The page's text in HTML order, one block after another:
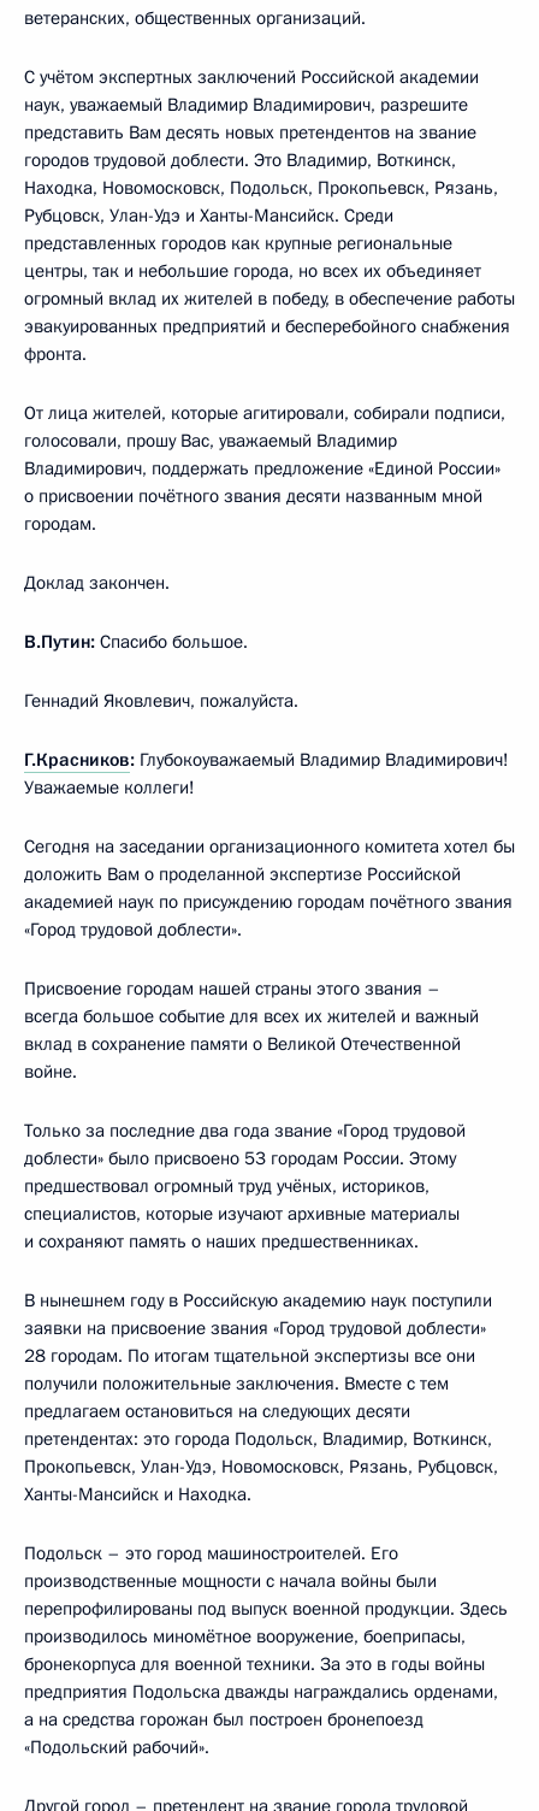
ветеранских, общественных организаций.
С учётом экспертных заключений Российской академии
наук, уважаемый Владимир Владимирович, разрешите
представить Вам десять новых претендентов на звание
городов трудовой доблести. Это Владимир, Воткинск,
Находка, Новомосковск, Подольск, Прокопьевск, Рязань,
Рубцовск, Улан-Удэ и Ханты-Мансийск. Среди
представленных городов как крупные региональные
центры, так и небольшие города, но всех их объединяет
огромный вклад их жителей в победу, в обеспечение работы
эвакуированных предприятий и бесперебойного снабжения
фронта.
От лица жителей, которые агитировали, собирали подписи,
голосовали, прошу Вас, уважаемый Владимир
Владимирович, поддержать предложение «Единой России»
о присвоении почётного звания десяти названным мной
городам.
Доклад закончен.
В.Путин: Спасибо большое.
Геннадий Яковлевич, пожалуйста.
Г.Красников: Глубокоуважаемый Владимир Владимирович!
Уважаемые коллеги!
Сегодня на заседании организационного комитета хотел бы
доложить Вам о проделанной экспертизе Российской
академией наук по присуждению городам почётного звания
«Город трудовой доблести».
Присвоение городам нашей страны этого звания –
всегда большое событие для всех их жителей и важный
вклад в сохранение памяти о Великой Отечественной
войне.
Только за последние два года звание «Город трудовой
доблести» было присвоено 53 городам России. Этому
предшествовал огромный труд учёных, историков,
специалистов, которые изучают архивные материалы
и сохраняют память о наших предшественниках.
В нынешнем году в Российскую академию наук поступили
заявки на присвоение звания «Город трудовой доблести»
28 городам. По итогам тщательной экспертизы все они
получили положительные заключения. Вместе с тем
предлагаем остановиться на следующих десяти
претендентах: это города Подольск, Владимир, Воткинск,
Прокопьевск, Улан-Удэ, Новомосковск, Рязань, Рубцовск,
Ханты-Мансийск и Находка.
Подольск – это город машиностроителей. Его
производственные мощности с начала войны были
перепрофилированы под выпуск военной продукции. Здесь
производилось миномётное вооружение, боеприпасы,
бронекорпуса для военной техники. За это в годы войны
предприятия Подольска дважды награждались орденами,
а на средства горожан был построен бронепоезд
«Подольский рабочий».
Другой город – претендент на звание города трудовой